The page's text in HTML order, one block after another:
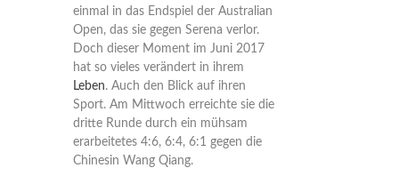
einmal in das Endspiel der Australian
Open, das sie gegen Serena verlor.
Doch dieser Moment im Juni 2017
hat so vieles verändert in ihrem
Leben. Auch den Blick auf ihren
Sport. Am Mittwoch erreichte sie die
dritte Runde durch ein mühsam
erarbeitetes 4:6, 6:4, 6:1 gegen die
Chinesin Wang Qiang.